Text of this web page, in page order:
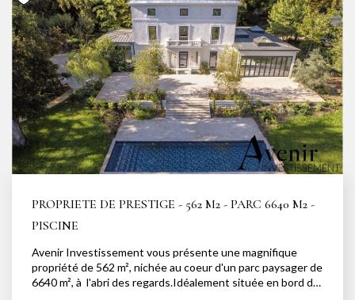
NOTRE AGENCE
Notre équipe
Notre actu
Notre magazine
Nos partenaires
Nous rejoindre
VENDRE
Estimer votre bien
Nos biens vendus
PROPRIETE DE PRESTIGE - 562 M2 - PARC 6640 M2 -
PISCINE
Avenir Investissement vous présente une magnifique
propriété de 562 m², nichée au coeur d'un parc paysager de
6640 m², à l'abri des regards.Idéalement située en bord de